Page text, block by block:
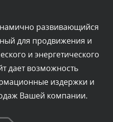
после проверки
Сегодня, в 05:53
после проверки
развивающийся
для продвижения и
и энергетического
дает возможность
издержки и
Вашей компании.